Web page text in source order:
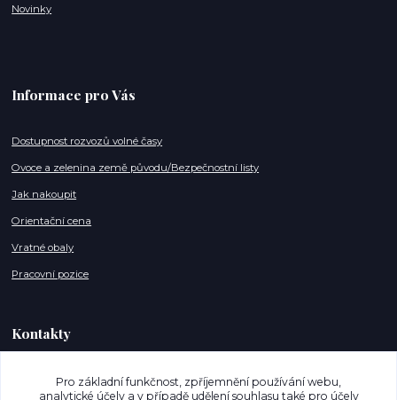
Novinky
Informace pro Vás
Dostupnost rozvozů volné časy
Ovoce a zelenina země původu/Bezpečnostní listy
Jak nakoupit
Orientační cena
Vratné obaly
Pracovní pozice
Kontakty
info@mujnakupostrava.cz
Pro základní funkčnost, zpříjemnění používání webu,
analytické účely a v případě udělení souhlasu také pro účely